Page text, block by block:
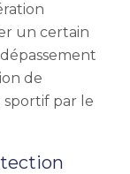
un certain
de
sportif par le